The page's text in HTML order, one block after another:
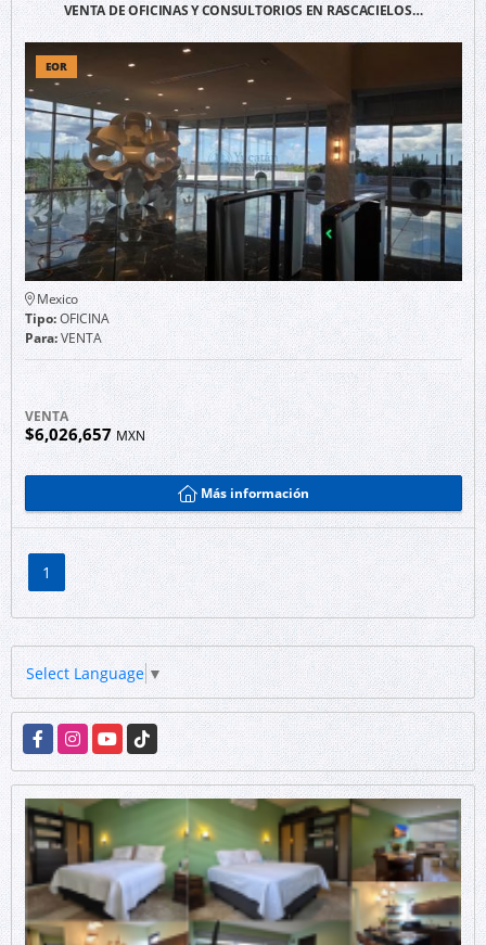
VENTA DE OFICINAS Y CONSULTORIOS EN RASCACIELOS…
EOR
Mexico
Tipo:OFICINA
Para:VENTA
VENTA
$6,026,657MXN
Más información
1
Select Language ▼
FacebookInstagramYouTubeTikTok